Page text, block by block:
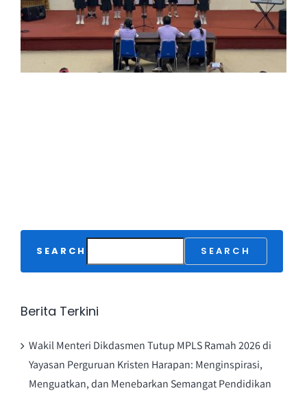
SEARCH SEARCH
Berita Terkini
Wakil Menteri Dikdasmen Tutup MPLS Ramah 2026 di
Yayasan Perguruan Kristen Harapan: Menginspirasi,
Menguatkan, dan Menebarkan Semangat Pendidikan